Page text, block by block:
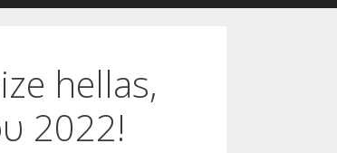
hellas,
2022!